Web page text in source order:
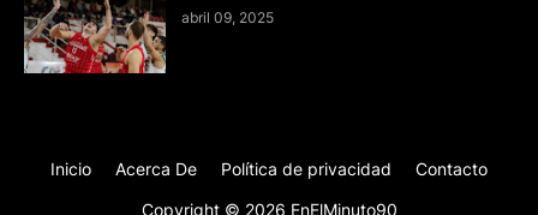
abril 09, 2025
Copyright © 2026 EnElMinuto90
Inicio Acerca De Política de privacidad Contacto